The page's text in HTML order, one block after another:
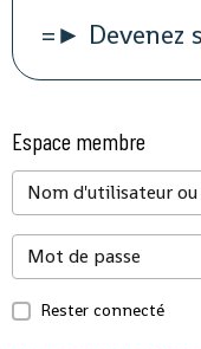
=► Devenez
Espace membre
Rester connecté